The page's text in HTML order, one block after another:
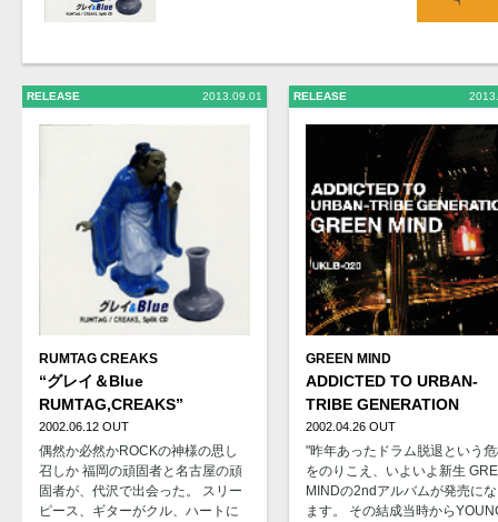
RELEASE 2013.09.01
RUMTAG CREAKS
“グレイ＆Blue
RUMTAG,CREAKS”
2002.06.12 OUT
偶然か必然かROCKの神様の思し
召しか 福岡の頑固者と名古屋の頑
固者が、代沢で出会った。 スリー
ピース、ギターがクル、ハートに
RELEASE
GREEN MIND
ADDICTED TO URBAN-
TRIBE GENERATION
2002.04.26 OUT
"昨年あったドラム脱退という
をのりこえ、いよいよ新生
MINDの2ndアルバムが発売に
ます。 その結成当時から